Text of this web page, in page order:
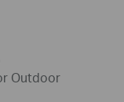
Outdoor